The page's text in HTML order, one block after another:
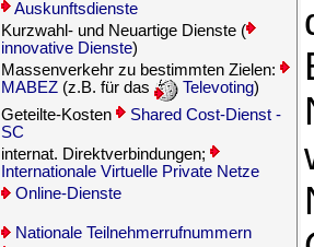
Auskunftsdienste
Kurzwahl- und Neuartige Dienste (
innovative Dienste)
Massenverkehr zu bestimmten Zielen:
MABEZ (z.B. für das Televoting)
Geteilte-Kosten
Shared Cost-Dienst -
SC
internat. Direktverbindungen;
Internationale Virtuelle Private Netze
Online-Dienste
Nationale Teilnehmerrufnummern